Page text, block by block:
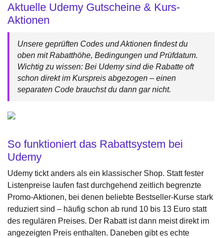
Aktuelle Udemy Gutscheine & Kurs-
Aktionen
Unsere geprüften Codes und Aktionen findest du
oben mit Rabatthöhe, Bedingungen und Prüfdatum.
Wichtig zu wissen: Bei Udemy sind die Rabatte oft
schon direkt im Kurspreis abgezogen – einen
separaten Code brauchst du dann gar nicht.
So funktioniert das Rabattsystem bei
Udemy
Udemy tickt anders als ein klassischer Shop. Statt fester
Listenpreise laufen fast durchgehend zeitlich begrenzte
Promo-Aktionen, bei denen beliebte Bestseller-Kurse stark
reduziert sind – häufig schon ab rund 10 bis 13 Euro statt
des regulären Preises. Der Rabatt ist dann meist direkt im
angezeigten Preis enthalten. Daneben gibt es echte